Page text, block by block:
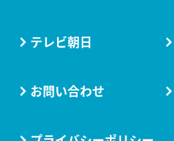
テレビ朝日
お問い合わせ